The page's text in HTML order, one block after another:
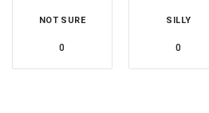
NOT SURE
0
SILLY
0